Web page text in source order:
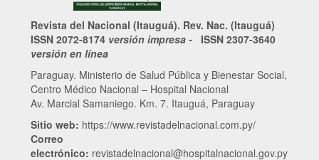
Revista del Nacional (Itauguá). Rev. Nac. (Itauguá)
ISSN 2072-8174 versión impresa - ISSN 2307-3640
versión en línea
Paraguay. Ministerio de Salud Pública y Bienestar Social,
Centro Médico Nacional – Hospital Nacional
Av. Marcial Samaniego. Km. 7. Itauguá, Paraguay
Sitio web: https://www.revistadelnacional.com.py/
Correo
electrónico: revistadelnacional@hospitalnacional.gov.py